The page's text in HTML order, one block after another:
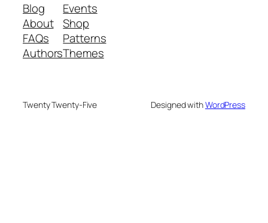
Blog
About
FAQs
Authors
Events
Shop
Patterns
Themes
Twenty Twenty-Five Designed withWordPress